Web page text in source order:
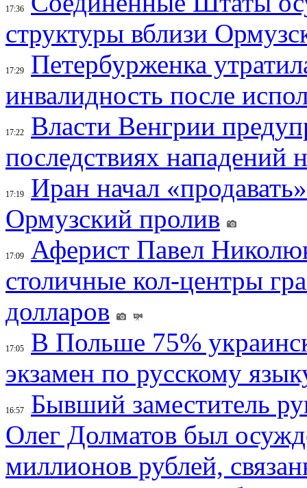
17:36
структуры вблизи
17:29
Петербурженка
инвалидность после
17:22
Власти Венгрии
последствиях нападений
17:19
Иран начал
Ормузский пролив
17:09
Аферист Павел
столичные кол-центры
долларов
17:05
В Польше 75%
экзамен по русскому
16:57
Бывший заместитель
Олег Долматов был
миллионов рублей,